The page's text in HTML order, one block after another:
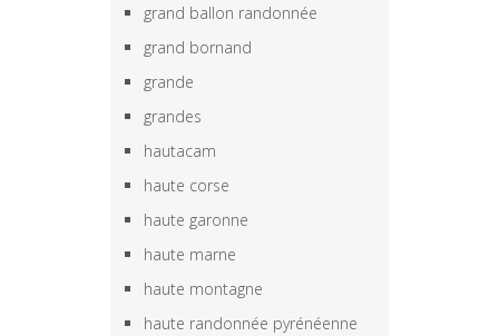
grand ballon randonnée
grand bornand
grande
grandes
hautacam
haute corse
haute garonne
haute marne
haute montagne
haute randonnée pyrénéenne